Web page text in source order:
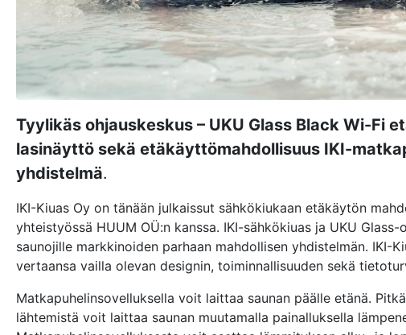
Tyylikäs ohjauskeskus – UKU Glass Black Wi-Fi
lasinäyttö sekä etäkäyttömahdollisuus IKI-
yhdistelmä.
IKI-Kiuas Oy on tänään julkaissut sähkökiukaan etäkäytön
yhteistyössä HUUM OÜ:n kanssa. IKI-sähkökiuas ja UKU
saunojille markkinoiden parhaan mahdollisen yhdistelmän. IKI-
vertaansa vailla olevan designin, toiminnallisuuden sekä
Matkapuhelinsovelluksella voit laittaa saunan päälle etänä.
lähtemistä voit laittaa saunan muutamalla painalluksella